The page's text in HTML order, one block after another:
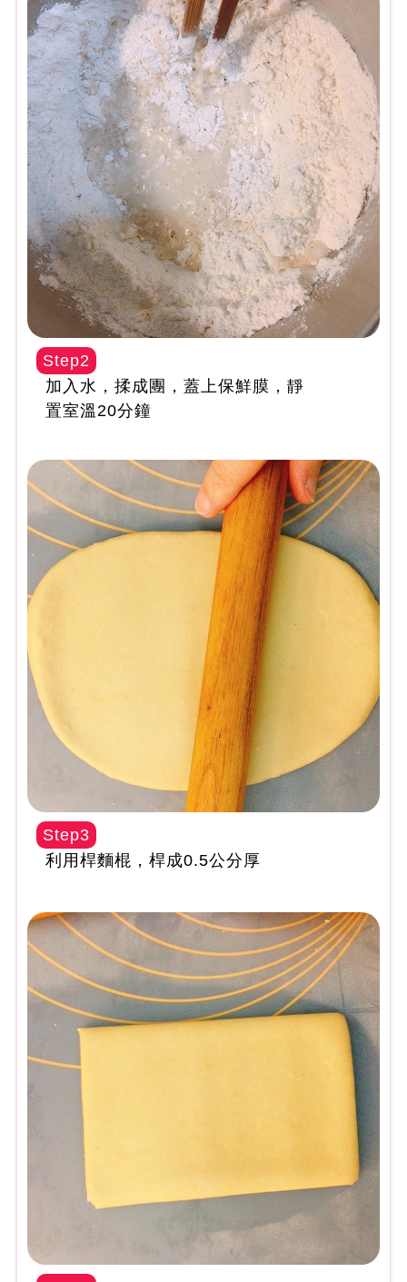
Step2
加入水，揉成團，蓋上保鮮膜，靜
置室溫20分鐘
Step3
利用桿麵棍，桿成0.5公分厚